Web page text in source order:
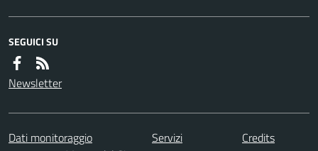
SEGUICI SU
Newsletter
Dati monitoraggio Servizi
Credits